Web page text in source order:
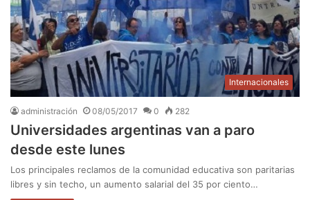
Internacionales
administración 08/05/2017 0 282
Universidades argentinas van a paro
desde este lunes
Los principales reclamos de la comunidad educativa son paritarias
libres y sin techo, un aumento salarial del 35 por ciento…